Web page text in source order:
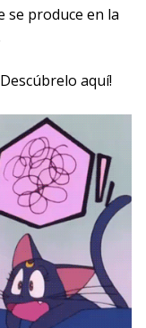
se produce en la
aquí!